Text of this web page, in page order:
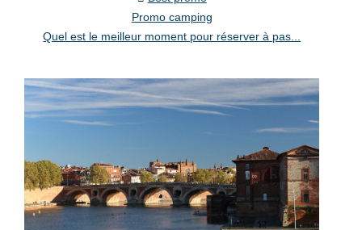
Promo camping
Quel est le meilleur moment pour réserver à pas...